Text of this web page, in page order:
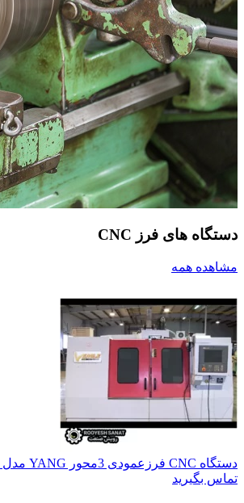
دستگاه های فرز CNC
مشاهده همه
دستگاه CNC فرزعمودی 3محور YANG مدل SMV1000
تماس بگیرید